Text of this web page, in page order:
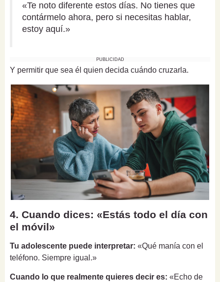
«Te noto diferente estos días. No tienes que
contármelo ahora, pero si necesitas hablar,
estoy aquí.»
PUBLICIDAD
Y permitir que sea él quien decida cuándo cruzarla.
4. Cuando dices: «Estás todo el día con
el móvil»
Tu adolescente puede interpretar: «Qué manía con el
teléfono. Siempre igual.»
Cuando lo que realmente quieres decir es: «Echo de